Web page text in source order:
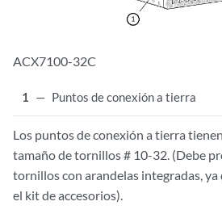
ACX7100-32C
1 — Puntos de conexión a tierra
Los puntos de conexión a tierra
tamaño de tornillos # 10-32. (Debe
tornillos con arandelas integradas, ya
el kit de accesorios).